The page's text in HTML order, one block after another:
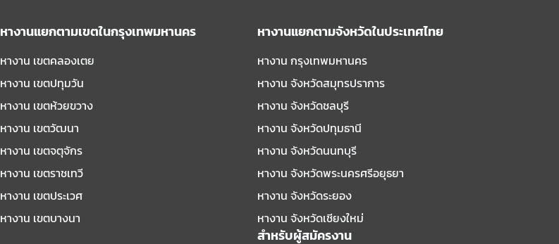
หางานแยกตามเขตในกรุงเทพมหานคร
หางาน เขตคลองเตย
หางาน เขตปทุมวัน
หางาน เขตห้วยขวาง
หางาน เขตวัฒนา
หางาน เขตจตุจักร
หางาน เขตราชเทวี
หางาน เขตประเวศ
หางาน เขตบางนา
หางานแยกตามจังหวัดในประเทศไทย
หางาน กรุงเทพมหานคร
หางาน จังหวัดสมุทรปราการ
หางาน จังหวัดชลบุรี
หางาน จังหวัดปทุมธานี
หางาน จังหวัดนนทบุรี
หางาน จังหวัดพระนครศรีอยุธยา
หางาน จังหวัดระยอง
หางาน จังหวัดเชียงใหม่
สำหรับผู้สมัครงาน